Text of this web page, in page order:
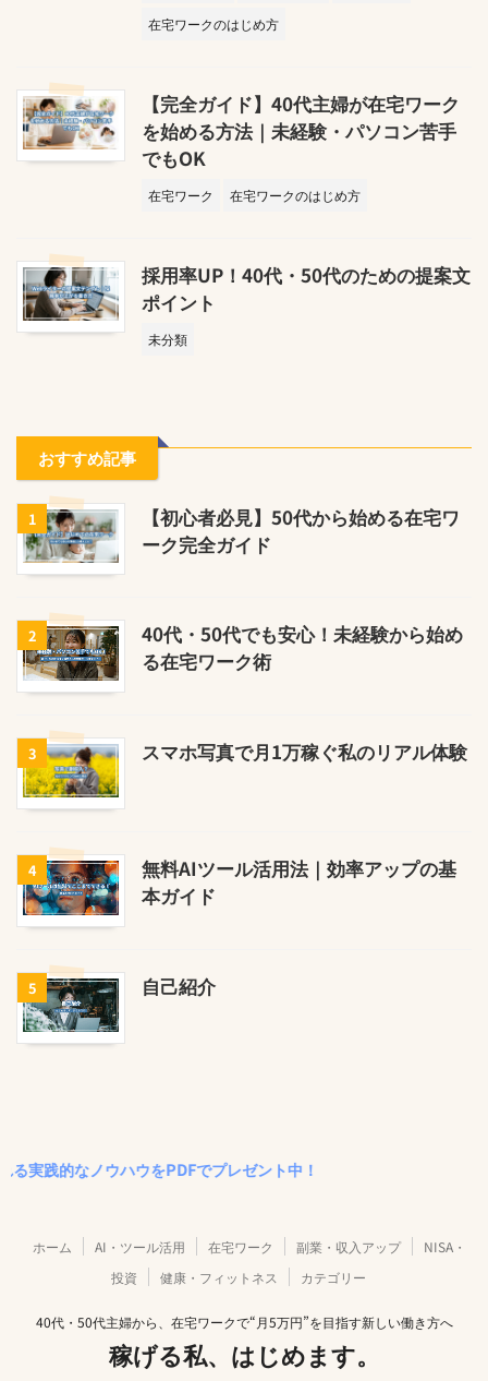
在宅ワークのはじめ方
【完全ガイド】40代主婦が在宅ワーク
を始める方法｜未経験・パソコン苦手
でもOK
在宅ワーク 在宅ワークのはじめ方
採用率UP！40代・50代のための提案文
ポイント
未分類
おすすめ記事
1
【初心者必見】50代から始める在宅ワ
ーク完全ガイド
2
40代・50代でも安心！未経験から始め
る在宅ワーク術
3 スマホ写真で月1万稼ぐ私のリアル体験
4
無料AIツール活用法｜効率アップの基
本ガイド
5 自己紹介
ノウハウをPDFでプレゼント中！
ホーム AI・ツール活用 在宅ワーク 副業・収入アップ
NISA・
投資
健康・フィットネス カテゴリー
40代・50代主婦から、在宅ワークで“月5万円”を目指す新しい働き方へ
稼げる私、はじめます。